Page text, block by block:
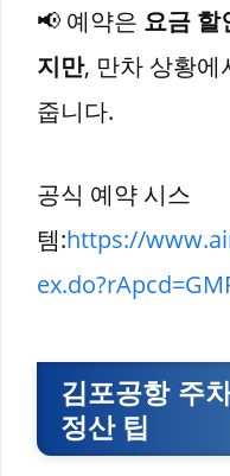
📢 예약은 요금 할
지만, 만차 상황에
줍니다.
공식 예약 시스
템:https://
김포공항 주
정산 팁